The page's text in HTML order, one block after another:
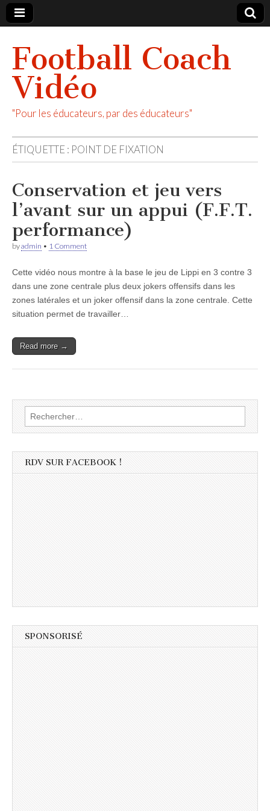
Football Coach
Vidéo
"Pour les éducateurs, par des éducateurs"
ÉTIQUETTE : POINT DE FIXATION
Conservation et jeu vers
l’avant sur un appui (F.F.T.
performance)
byadmin • 1 Comment
Cette vidéo nous montre à la base le jeu de Lippi en 3 contre 3
dans une zone centrale plus deux jokers offensifs dans les
zones latérales et un joker offensif dans la zone centrale. Cette
situation permet de travailler…
Read more →
Rechercher :
RDV SUR FACEBOOK !
SPONSORISÉ